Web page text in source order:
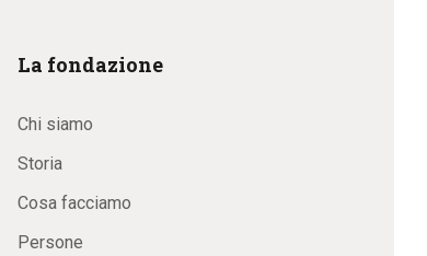
La fondazione
Chi siamo
Storia
Cosa facciamo
Persone